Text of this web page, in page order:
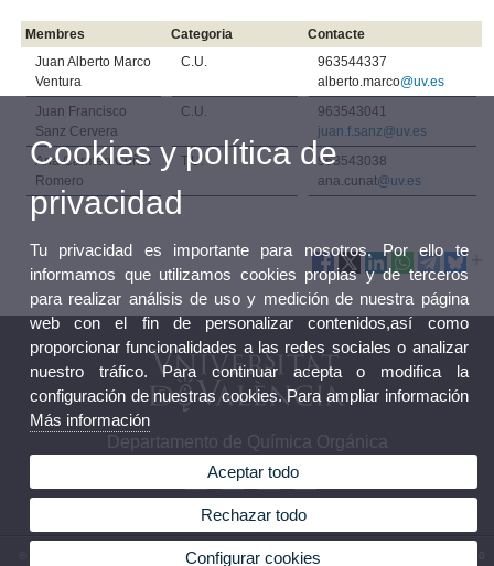
Membres Categoria
Contacte
Juan Alberto Marco
Ventura
C.U.
963544337
alberto.marco@uv.es
Juan Francisco
Sanz Cervera
C.U.
963543041
juan.f.sanz@uv.es
Ana Carmen Cuñat
Romero
T.U.
963543038
ana.cunat@uv.es
Departamento de Química Orgánica
© 2026 UV. - Av. Vicent Andrés Estellés, 19. 46100 Burjassot. Teléfono: (+34) 96 354 38 80
Cookies y política de
privacidad
Tu privacidad es importante para nosotros. Por ello te
informamos que utilizamos cookies propias y de terceros
para realizar análisis de uso y medición de nuestra página
web con el fin de personalizar contenidos,así como
proporcionar funcionalidades a las redes sociales o analizar
nuestro tráfico. Para continuar acepta o modifica la
configuración de nuestras cookies. Para ampliar información
Más información
Aceptar todo
Rechazar todo
Configurar cookies